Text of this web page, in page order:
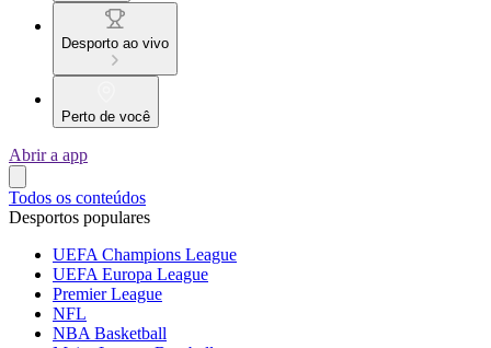
Desporto ao vivo
Perto de você
Abrir a app
Todos os conteúdos
Desportos populares
UEFA Champions League
UEFA Europa League
Premier League
NFL
NBA Basketball